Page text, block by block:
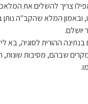
צריך להשלים את
ובאמון המלא שהקב"ה נותן
ההורית לסוגיה, בא
שבהם, מסיבות שונות,